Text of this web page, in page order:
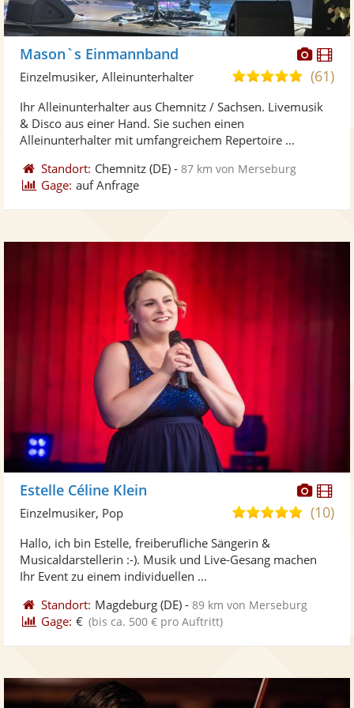
Fotos
Mason`s Einmannband
4,9
5
(61)
Einzelmusiker, Alleinunterhalter
Ihr Alleinunterhalter aus Chemnitz / Sachsen. Livemusik
& Disco aus einer Hand. Sie suchen einen
Alleinunterhalter mit umfangreichem Repertoire ...
Standort: Chemnitz (DE) -87 km von Merseburg
Gage: auf Anfrage
Estelle Céline Klein
5,0(10)
Einzelmusiker, Pop
Hallo, ich bin Estelle, freiberufliche Sängerin &
Musicaldarstellerin :-). Musik und Live-Gesang machen
Ihr Event zu einem individuellen ...
Standort: Magdeburg (DE) -89 km von Merseburg
Gage: € (bis ca. 500 € pro Auftritt)